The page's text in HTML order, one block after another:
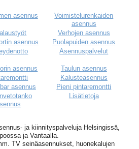
asennus
Voimistelurenkaiden
asennus
Verhojen asennus
asennus
Puolapuiden asennus
Asennuspalvelut
asennus
Taulun asennus
Kalusteasennus
asennus
Pieni pintaremontti
Lisätietoja
ja kiinnityspalveluja Helsingissä,
ja Vantaalla.
TV seinäasennukset, huonekalujen